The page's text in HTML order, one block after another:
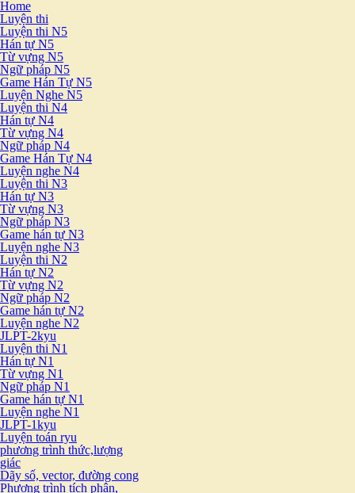
Home
Luyện thi
Luyện thi N5
Hán tự N5
Từ vựng N5
Ngữ pháp N5
Game Hán Tự N5
Luyện Nghe N5
Luyện thi N4
Hán tự N4
Từ vựng N4
Ngữ pháp N4
Game Hán Tự N4
Luyện nghe N4
Luyện thi N3
Hán tự N3
Từ vựng N3
Ngữ pháp N3
Game hán tự N3
Luyện nghe N3
Luyện thi N2
Hán tự N2
Từ vựng N2
Ngữ pháp N2
Game hán tự N2
Luyện nghe N2
JLPT-2kyu
Luyện thi N1
Hán tự N1
Từ vựng N1
Ngữ pháp N1
Game hán tự N1
Luyện nghe N1
JLPT-1kyu
Luyện toán ryu
phương trình thức,lượng
giác
Dãy số, vector, đường cong
Phương trình tích phân,